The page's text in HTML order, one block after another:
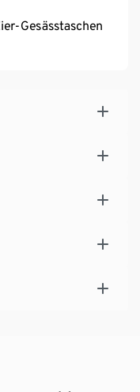
Gesässtaschen